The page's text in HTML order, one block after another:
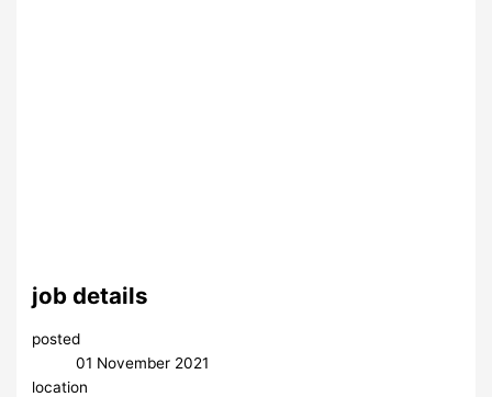
job details
posted
01 November 2021
location